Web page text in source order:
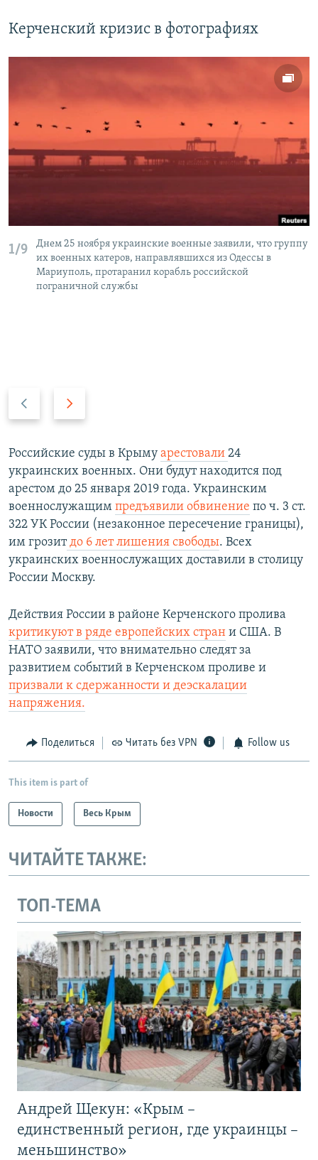
Керченский кризис в фотографиях
1/9
Днем 25 ноября украинские военные заявили, что группу
их военных катеров, направлявшихся из Одессы в
Мариуполь, протаранил корабль российской
пограничной службы
д
ы
д
у
щ
и
й
с
а
й
д
д
у
ю
щ
и
й
с
л
й
д
Российские суды в Крыму арестовали 24
украинских военных. Они будут находится под
арестом до 25 января 2019 года. Украинским
военнослужащим предъявили обвинение по ч. 3 ст.
322 УК России (незаконное пересечение границы),
им грозитдо 6 лет лишения свободы. Всех
украинских военнослужащих доставили в столицу
России Москву.​
Действия России в районе Керченского пролива
критикуют в ряде европейских стран и США. В
НАТО заявили, что внимательно следят за
развитием событий в Керченском проливе и
призвали к сдержанности и деэскалации
напряжения.
Поделиться Читать без VPN Follow us
This item is part of
Новости Весь Крым
ЧИТАЙТЕ ТАКЖЕ:
ТОП-ТЕМА
Андрей Щекун: «Крым –
единственный регион, где украинцы –
меньшинство»